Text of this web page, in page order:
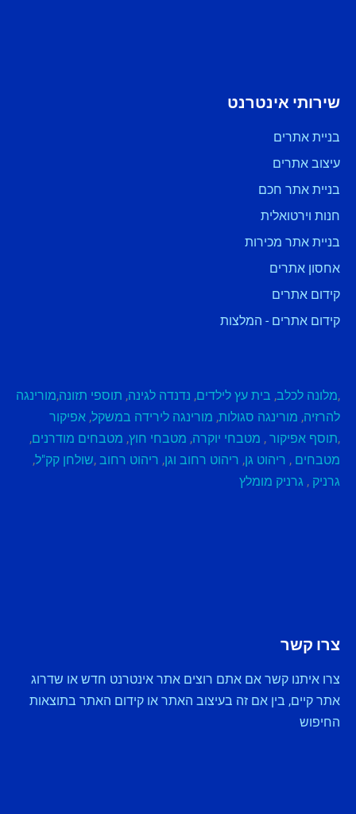
שירותי אינטרנט
בניית אתרים
עיצוב אתרים
בניית אתר חכם
חנות וירטואלית
בניית אתר מכירות
אחסון אתרים
קידום אתרים
קידום אתרים - המלצות
,מלונה לכלב, בית עץ לילדים, נדנדה לגינה, תוספי תזונה,מורינגה
להרזיה, מורינגה סגולות, מורינגה לירידה במשקל, אפיקור
,תוסף אפיקור , מטבחי יוקרה, מטבחי חוץ, מטבחים מודרנים,
מטבחים , ריהוט גן, ריהוט רחוב וגן, ריהוט רחוב ,שולחן קק"ל,
גרניק , גרניק מומלץ
צרו קשר
צרו איתנו קשר אם אתם רוצים אתר אינטרנט חדש או שדרוג
אתר קיים, בין אם זה בעיצוב האתר או קידום האתר בתוצאות
החיפוש